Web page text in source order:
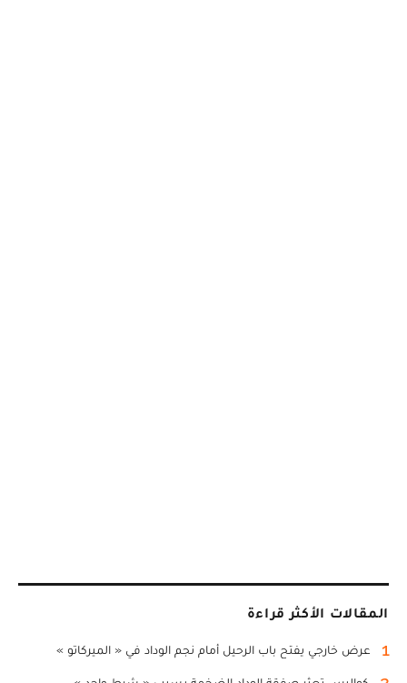
المقالات الأكثر قراءة
1 عرض خارجي يفتح باب الرحيل أمام نجم الوداد في « الميركاتو »